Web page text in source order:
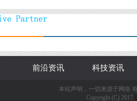
前沿资讯 科技资讯
本站声明，一切来源于网络
Copyright (C) 2017